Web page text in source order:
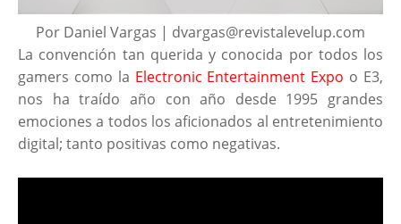
Por Daniel Vargas | dvargas@revistalevelup.com
La convención tan querida y conocida por todos los
gamers como la Electronic Entertainment Expo o E3,
nos ha traído año con año desde 1995 grandes
emociones a todos los aficionados al entretenimiento
digital; tanto positivas como negativas.